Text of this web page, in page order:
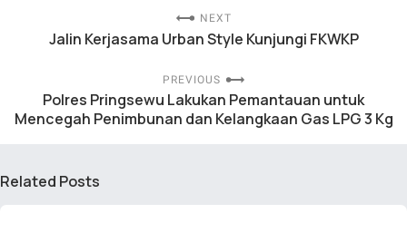
NEXT
Jalin Kerjasama Urban Style Kunjungi FKWKP
PREVIOUS
Polres Pringsewu Lakukan Pemantauan untuk
Mencegah Penimbunan dan Kelangkaan Gas LPG 3 Kg
Related Posts